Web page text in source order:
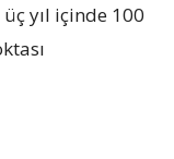
yıl içinde 100